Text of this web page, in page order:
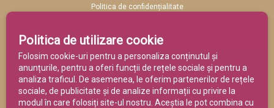
Politica de confidențialitate
Termeni și condiții
Politica de utilizare cookie
Folosim cookie-uri pentru a personaliza conținutul și
anunțurile, pentru a oferi funcții de rețele sociale și pentru a
analiza traficul. De asemenea, le oferim partenerilor de rețele
sociale, de publicitate și de analize informații cu privire la
modul în care folosiți site-ul nostru. Aceștia le pot combina cu